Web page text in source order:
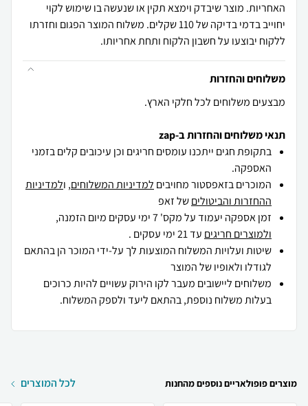
האחריות. מוצר שיבדק וימצא תקין או שנעשה בו שימוש לקוי
יחוייב בדמי בדיקה של 110 שקלים. משלוח המוצר הפגום וחזרתו
ללקוח יבוצעו על חשבון הלקוח ותחת אחריותו.
משלוחים והחזרות
מבצעים משלוחים לכל חלקי הארץ.
תנאי משלוחים והחזרות ב-zap
בתקופת חגים ייתכנו עומסים חריגים וכן עיכובים קלים בזמני
האספקה.
המוכרים בזאפסטור מחויבים למדיניות המשלוחים, ולמדיניות
ההחזרות והביטוליםשל זאפ
זמן אספקה יעמוד על מקס' 7 ימי עסקים מיום הזמנה,
ולמוצרים חריגים עד 21 ימי עסקים .
שיטות ועלויות המשלוח המוצעות לך על-ידי המוכר הן בהתאם
לגודלו ולאופיו של המוצר
משלוחים ליישובים מעבר לקו הירוק עשויים להיות כרוכים
בעלות משלוח נוספת, בהתאם ליעד ולספק המשלוח.
מוצרים פופולאריים נוספים מהחנות לכל המוצרים